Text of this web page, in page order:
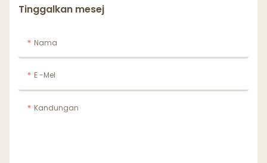
Tinggalkan mesej
Nama
E -mel
Kandungan